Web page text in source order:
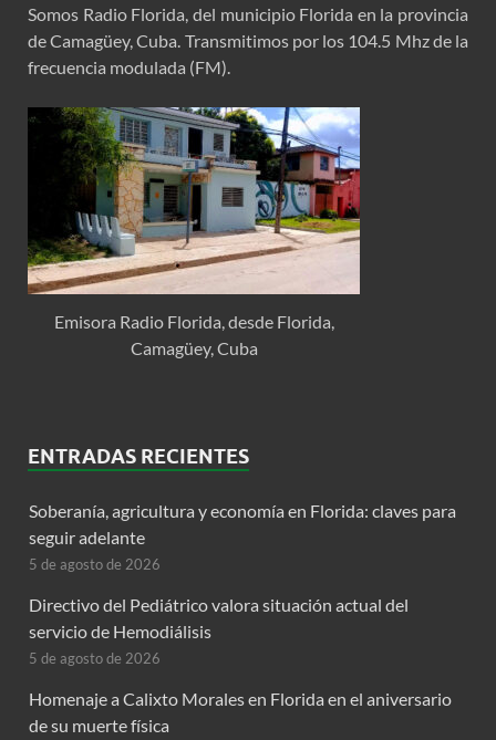
Somos Radio Florida, del municipio Florida en la provincia
de Camagüey, Cuba. Transmitimos por los 104.5 Mhz de la
frecuencia modulada (FM).
Emisora Radio Florida, desde Florida,
Camagüey, Cuba
ENTRADAS RECIENTES
Soberanía, agricultura y economía en Florida: claves para
seguir adelante
5 de agosto de 2026
Directivo del Pediátrico valora situación actual del
servicio de Hemodiálisis
5 de agosto de 2026
Homenaje a Calixto Morales en Florida en el aniversario
de su muerte física